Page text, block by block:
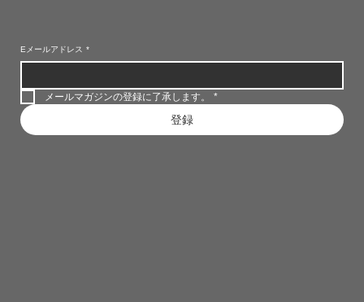
Eメールアドレス *
メールマガジンの登録に了承します。 *
登録